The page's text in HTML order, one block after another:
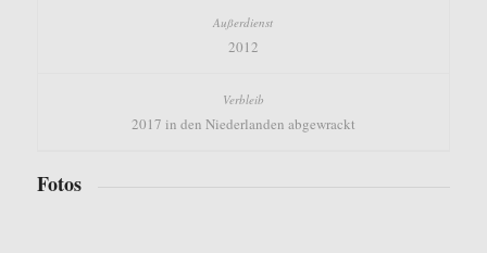
2012
2017 in den Niederlanden abgewrackt
Fotos